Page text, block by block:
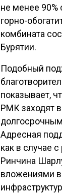
не менее 90%
горно-
комбината
Бурятии.
Подобный
показывает,
РМК заходят
Адресная
как в случае
Ринчина
вложениями в